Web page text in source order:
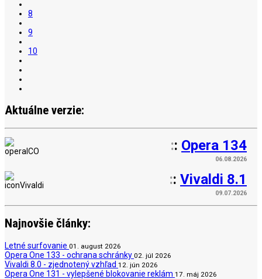
8
9
10
Aktuálne verzie:
:: Opera 134
06.08.2026
:: Vivaldi 8.1
09.07.2026
Najnovšie články:
Letné surfovanie 01. august 2026
Opera One 133 - ochrana schránky 02. júl 2026
Vivaldi 8.0 - zjednotený vzhľad 12. jún 2026
Opera One 131 - vylepšené blokovanie reklám 17. máj 2026